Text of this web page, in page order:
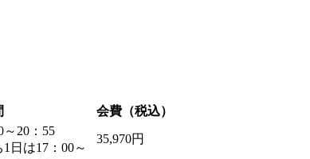
会費（税込）
～20：55
日は17：00～
35,970円